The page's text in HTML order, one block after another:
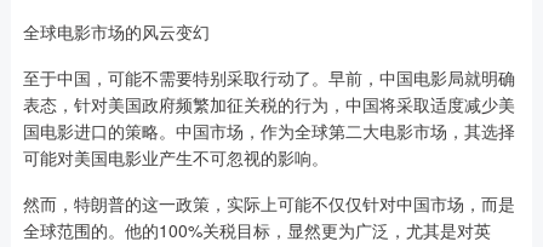
全球电影市场的风云变幻
至于中国，可能不需要特别采取行动了。早前，中国电影局就明确
表态，针对美国政府频繁加征关税的行为，中国将采取适度减少美
国电影进口的策略。中国市场，作为全球第二大电影市场，其选择
可能对美国电影业产生不可忽视的影响。
然而，特朗普的这一政策，实际上可能不仅仅针对中国市场，而是
全球范围的。他的100%关税目标，显然更为广泛，尤其是对英